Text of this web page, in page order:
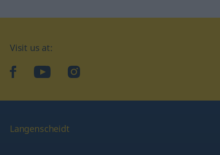
Visit us at:
facebookYouTubeInstagram
Langenscheidt